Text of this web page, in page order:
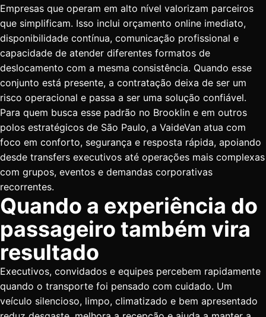
Empresas que operam em alto nível valorizam parceiros
que simplificam. Isso inclui orçamento online imediato,
disponibilidade contínua, comunicação profissional e
capacidade de atender diferentes formatos de
deslocamento com a mesma consistência. Quando esse
conjunto está presente, a contratação deixa de ser um
risco operacional e passa a ser uma solução confiável.
Para quem busca esse padrão no Brooklin e em outros
polos estratégicos de São Paulo, a VaideVan atua com
foco em conforto, segurança e resposta rápida, apoiando
desde transfers executivos até operações mais complexas
com grupos, eventos e demandas corporativas
recorrentes.
Quando a experiência do
passageiro também vira
resultado
Executivos, convidados e equipes percebem rapidamente
quando o transporte foi pensado com cuidado. Um
veículo silencioso, limpo, climatizado e bem apresentado